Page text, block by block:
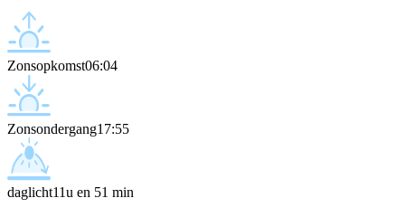
Zonsopkomst06:04
Zonsondergang17:55
daglicht11u en 51 min